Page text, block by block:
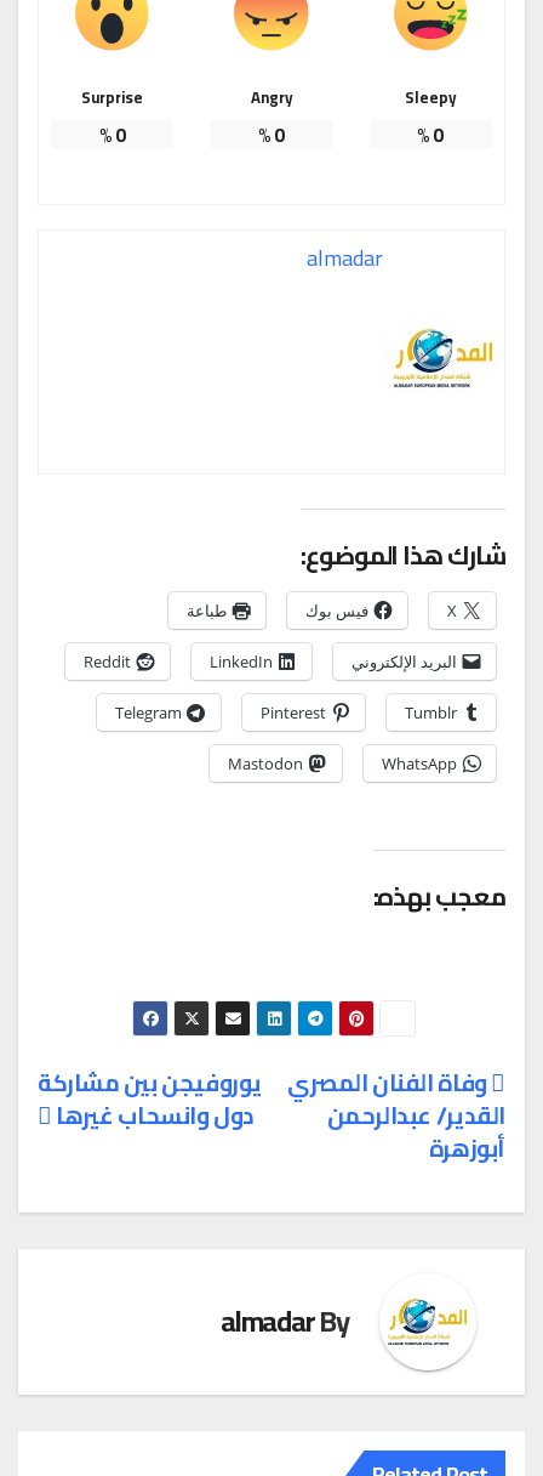
Sleepy
0
%
Angry
0
%
Surprise
0
%
almadar
شارك هذا الموضوع:
X فيس بوك طباعة
البريد الإلكتروني LinkedIn
Reddit
Tumblr
Pinterest
Telegram
WhatsApp
Mastodon
معجب بهذه:
تصفّح
المقالات
يوروفيجن بين مشاركة
دول وانسحاب غيرها
وفاة الفنان المصري
القدير/ عبدالرحمن
أبوزهرة
By
almadar